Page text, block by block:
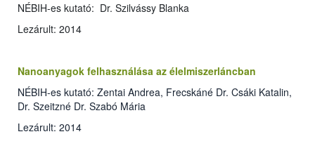
NÉBIH-es kutató: Dr. Szilvássy Blanka
Lezárult: 2014
Nanoanyagok felhasználása az élelmiszerláncban
NÉBIH-es kutató: Zentai Andrea, Frecskáné Dr. Csáki Katalin,
Dr. Szeitzné Dr. Szabó Mária
Lezárult: 2014